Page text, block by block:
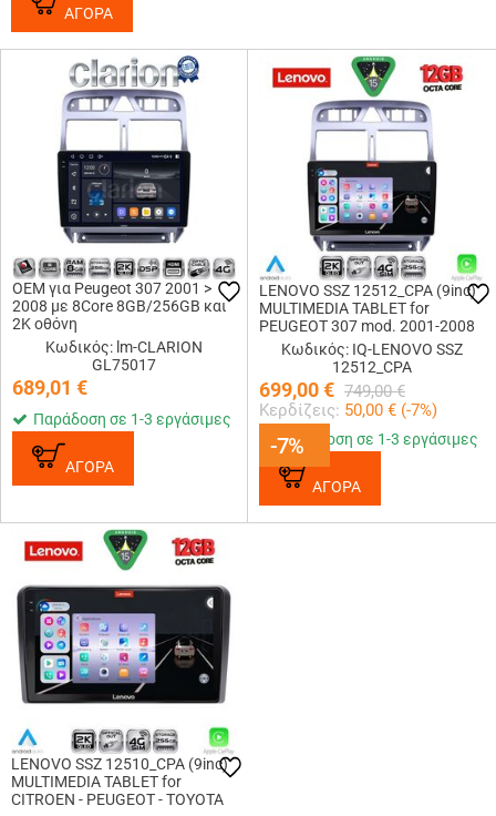
ΑΓΟΡΑ
OEM για Peugeot 307 2001 >
2008 με 8Core 8GB/256GB και
2Κ οθόνη
Κωδικός: lm-CLARION
GL75017
689,01 €
Παράδοση σε 1-3 εργάσιμες
ΑΓΟΡΑ
-7%
LENOVO SSZ 12512_CPA (9inc)
MULTIMEDIA TABLET for
PEUGEOT 307 mod. 2001-2008
Κωδικός: IQ-LENOVO SSZ
12512_CPA
699,00€ 749,00 €
Κερδίζεις: 50,00 € (-7%)
-7%
Παράδοση σε 1-3 εργάσιμες
ΑΓΟΡΑ
LENOVO SSZ 12510_CPA (9inc)
MULTIMEDIA TABLET for
CITROEN - PEUGEOT - TOYOTA